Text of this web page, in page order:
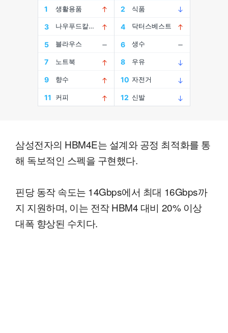
삼성전자의 HBM4E는 설계와 공정 최적화를 통
해 독보적인 스펙을 구현했다.
핀당 동작 속도는 14Gbps에서 최대 16Gbps까
지 지원하며, 이는 전작 HBM4 대비 20% 이상
대폭 향상된 수치다.